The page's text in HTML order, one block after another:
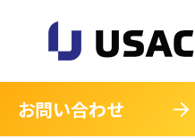
お問い合わせ